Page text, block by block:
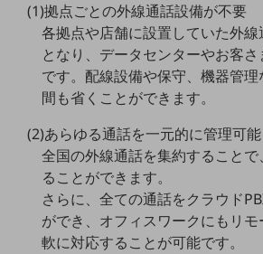
災害対策
職場環境整備
地域共創・地方創生
遠隔監視
顧客体験（CX）改善
自動化・省電化
(1)拠点ごとの外線通話設備が不要
各拠点や店舗に設置していた外
となり、データセンターやお客
です。配線設備や保守、機器管
間も省くことができます。
(2)あらゆる通話を一元的に管理可能
全国の外線通話を集約すること
ることができます。
さらに、全ての通話をクラウド
ができ、オフィスワークにもリ
軟に対応することが可能です。